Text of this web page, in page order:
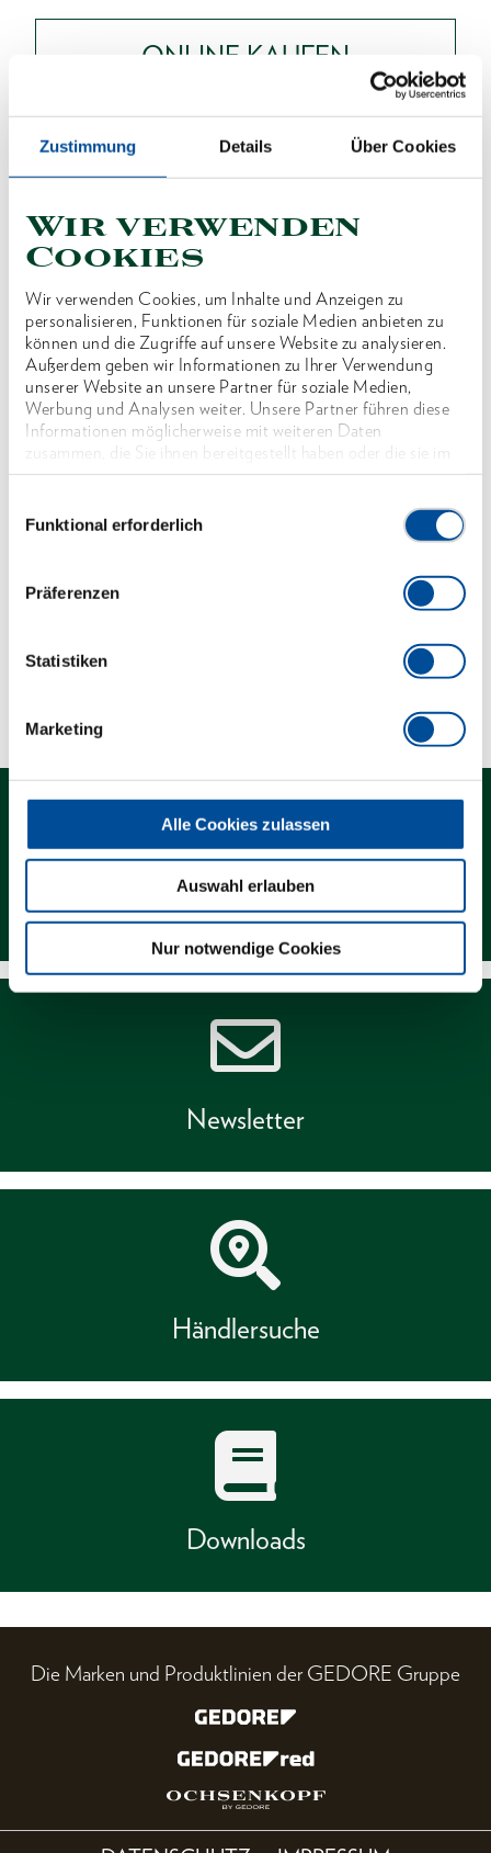
Zustimmung Details Über Cookies
Wir verwenden
Cookies
Wir verwenden Cookies, um Inhalte und Anzeigen zu
personalisieren, Funktionen für soziale Medien anbieten zu
können und die Zugriffe auf unsere Website zu analysieren.
Außerdem geben wir Informationen zu Ihrer Verwendung
unserer Website an unsere Partner für soziale Medien,
Werbung und Analysen weiter. Unsere Partner führen diese
Informationen möglicherweise mit weiteren Daten
zusammen, die Sie ihnen bereitgestellt haben oder die sie im
Rahmen Ihrer Nutzung der Dienste gesammelt haben. Unsere
Funktional erforderlich
Präferenzen
Statistiken
Marketing
Alle Cookies zulassen
Auswahl erlauben
Nur notwendige Cookies
ONLINE KAUFEN
HÄNDLER FINDEN
Produktlinie EAN4010886948460
Produktbeschreibung
Für Industrie, Handwerk und Automotive
Werkzeuge in metrischen Abmessungen
Mit GEDORE Check-Tool-System:
Vollständigkeitsprüfung durch 2-farbige
Schaumstoffeinlagen
Im Werkzeugwagen WSL-L7
Kontakt
Newsletter
Händlersuche
Downloads
Die Marken und Produktlinien der GEDORE Gruppe